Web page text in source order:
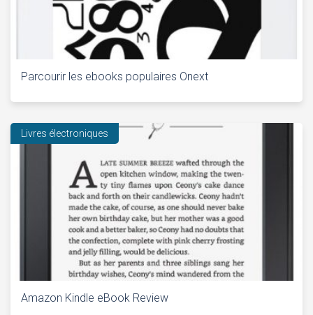
Parcourir les ebooks populaires Onext
Livres électroniques
Amazon Kindle eBook Review